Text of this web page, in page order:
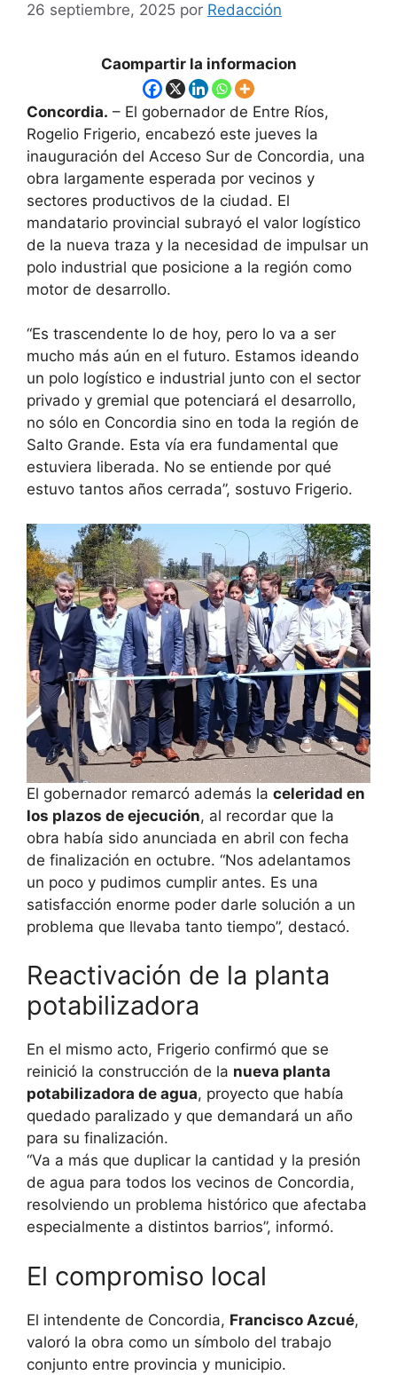
26 septiembre, 2025 por Redacción
Caompartir la informacion
Concordia. – El gobernador de Entre Ríos,
Rogelio Frigerio, encabezó este jueves la
inauguración del Acceso Sur de Concordia, una
obra largamente esperada por vecinos y
sectores productivos de la ciudad. El
mandatario provincial subrayó el valor logístico
de la nueva traza y la necesidad de impulsar un
polo industrial que posicione a la región como
motor de desarrollo.
“Es trascendente lo de hoy, pero lo va a ser
mucho más aún en el futuro. Estamos ideando
un polo logístico e industrial junto con el sector
privado y gremial que potenciará el desarrollo,
no sólo en Concordia sino en toda la región de
Salto Grande. Esta vía era fundamental que
estuviera liberada. No se entiende por qué
estuvo tantos años cerrada”, sostuvo Frigerio.
El gobernador remarcó además la celeridad en
los plazos de ejecución, al recordar que la
obra había sido anunciada en abril con fecha
de finalización en octubre. “Nos adelantamos
un poco y pudimos cumplir antes. Es una
satisfacción enorme poder darle solución a un
problema que llevaba tanto tiempo”, destacó.
Reactivación de la planta
potabilizadora
En el mismo acto, Frigerio confirmó que se
reinició la construcción de la nueva planta
potabilizadora de agua, proyecto que había
quedado paralizado y que demandará un año
para su finalización.
“Va a más que duplicar la cantidad y la presión
de agua para todos los vecinos de Concordia,
resolviendo un problema histórico que afectaba
especialmente a distintos barrios”, informó.
El compromiso local
El intendente de Concordia, Francisco Azcué,
valoró la obra como un símbolo del trabajo
conjunto entre provincia y municipio.